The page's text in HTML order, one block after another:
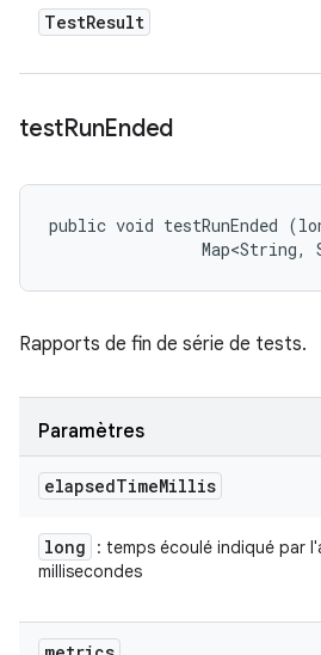
TestResult
testRunEnded
public void testRunEnded
Map<String,
Rapports de fin de série de tests.
Paramètres
elapsedTimeMillis
long
: temps écoulé indiqué par
millisecondes